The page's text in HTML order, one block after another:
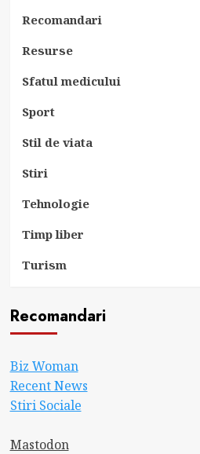
Recomandari
Resurse
Sfatul medicului
Sport
Stil de viata
Stiri
Tehnologie
Timp liber
Turism
Recomandari
Biz Woman
Recent News
Stiri Sociale
Mastodon